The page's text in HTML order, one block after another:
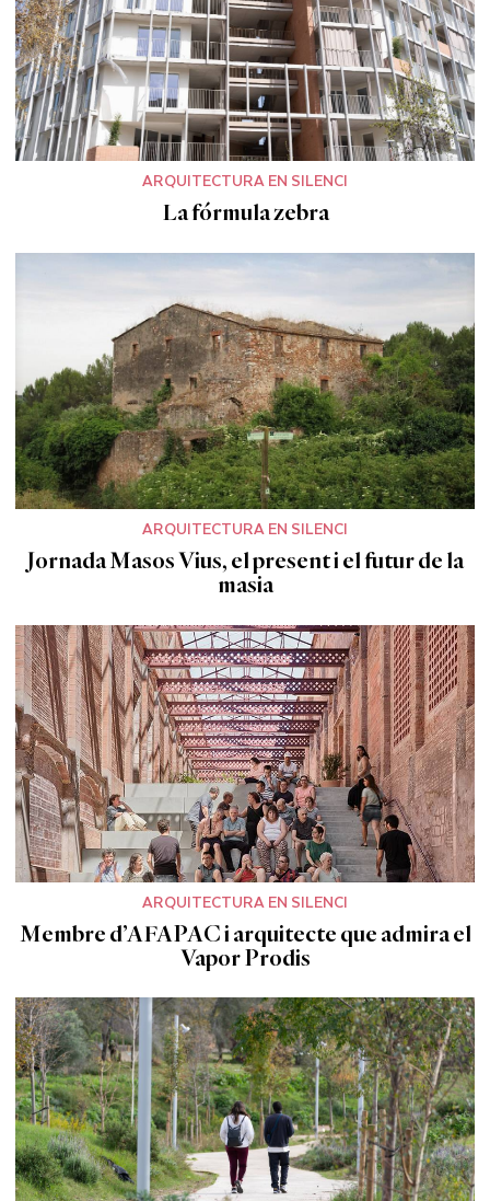
ARQUITECTURA EN SILENCI
La fórmula zebra
ARQUITECTURA EN SILENCI
Jornada Masos Vius, el present i el futur de la
masia
ARQUITECTURA EN SILENCI
Membre d’AFAPAC i arquitecte que admira el
Vapor Prodis